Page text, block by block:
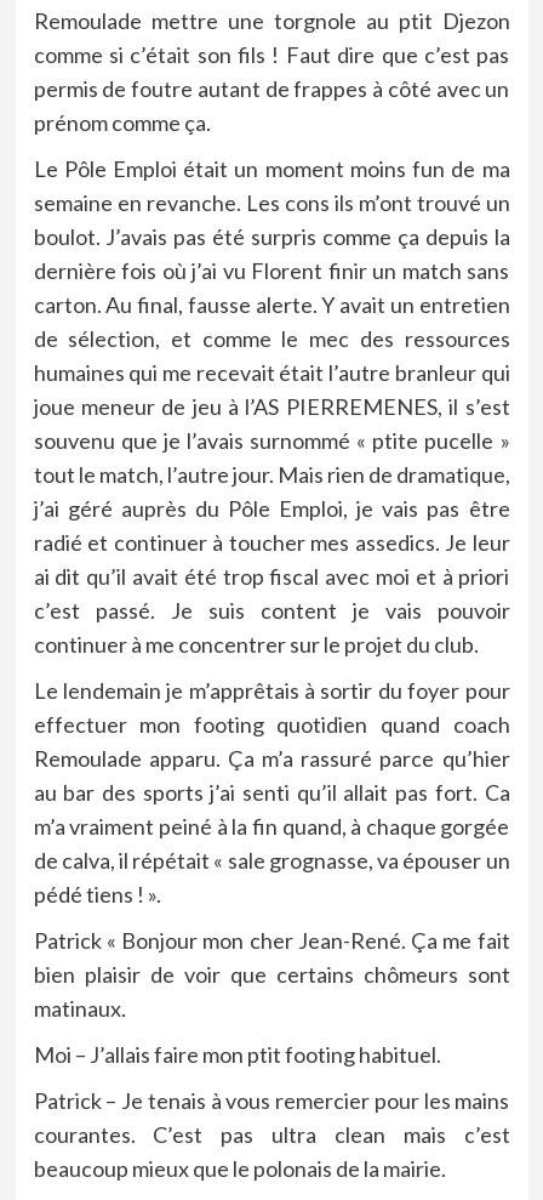
Remoulade mettre une torgnole au ptit Djezon
comme si c’était son fils ! Faut dire que c’est pas
permis de foutre autant de frappes à côté avec un
prénom comme ça.
Le Pôle Emploi était un moment moins fun de ma
semaine en revanche. Les cons ils m’ont trouvé un
boulot. J’avais pas été surpris comme ça depuis la
dernière fois où j’ai vu Florent finir un match sans
carton. Au final, fausse alerte. Y avait un entretien
de sélection, et comme le mec des ressources
humaines qui me recevait était l’autre branleur qui
joue meneur de jeu à l’AS PIERREMENES, il s’est
souvenu que je l’avais surnommé « ptite pucelle »
tout le match, l’autre jour. Mais rien de dramatique,
j’ai géré auprès du Pôle Emploi, je vais pas être
radié et continuer à toucher mes assedics. Je leur
ai dit qu’il avait été trop fiscal avec moi et à priori
c’est passé. Je suis content je vais pouvoir
continuer à me concentrer sur le projet du club.
Le lendemain je m’apprêtais à sortir du foyer pour
effectuer mon footing quotidien quand coach
Remoulade apparu. Ça m’a rassuré parce qu’hier
au bar des sports j’ai senti qu’il allait pas fort. Ca
m’a vraiment peiné à la fin quand, à chaque gorgée
de calva, il répétait « sale grognasse, va épouser un
pédé tiens ! ».
Patrick « Bonjour mon cher Jean-René. Ça me fait
bien plaisir de voir que certains chômeurs sont
matinaux.
Moi – J’allais faire mon ptit footing habituel.
Patrick – Je tenais à vous remercier pour les mains
courantes. C’est pas ultra clean mais c’est
beaucoup mieux que le polonais de la mairie.